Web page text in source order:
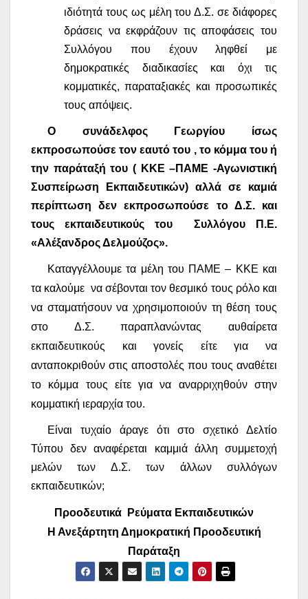
ιδιότητά τους ως μέλη του Δ.Σ. σε διάφορες
δράσεις να εκφράζουν τις αποφάσεις του
Συλλόγου που έχουν ληφθεί με
δημοκρατικές διαδικασίες και όχι τις
κομματικές, παραταξιακές και προσωπικές
τους απόψεις.
Ο συνάδελφος Γεωργίου ίσως
εκπροσωπούσε τον εαυτό του , το κόμμα του ή
την παράταξή του ( ΚΚΕ –ΠΑΜΕ -Αγωνιστική
Συσπείρωση Εκπαιδευτικών) αλλά σε καμιά
περίπτωση δεν εκπροσωπούσε το Δ.Σ. και
τους εκπαιδευτικούς του
Συλλόγου Π.Ε.
«Αλέξανδρος Δελμούζος».
Καταγγέλλουμε τα μέλη του ΠΑΜΕ – ΚΚΕ και
τα καλούμε να σέβονται τον θεσμικό τους ρόλο και
να σταματήσουν να χρησιμοποιούν τη θέση τους
στο Δ.Σ. παραπλανώντας αυθαίρετα
εκπαιδευτικούς και γονείς είτε για να
ανταποκριθούν στις αποστολές που τους αναθέτει
το κόμμα τους είτε για να αναρριχηθούν στην
κομματική ιεραρχία του.
Είναι τυχαίο άραγε ότι στο σχετικό Δελτίο
Τύπου δεν αναφέρεται καμμιά άλλη συμμετοχή
μελών των Δ.Σ. των άλλων συλλόγων
εκπαιδευτικών;
Προοδευτικά
Ρεύματα Εκπαιδευτικών
Η Ανεξάρτητη Δημοκρατική Προοδευτική
Παράταξη